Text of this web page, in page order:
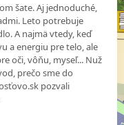
šate. Aj jednoduché,
Leto potrebuje
A najmä vtedy, keď
a energiu pre telo, ale
oči, vôňu, myseľ... Nuž
prečo sme do
pozvali